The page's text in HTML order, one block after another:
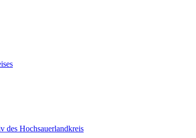
des Hochsauerlandkreis